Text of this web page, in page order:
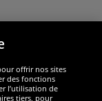
offrir nos sites
des fonctions
l’utilisation de
tiers, pour